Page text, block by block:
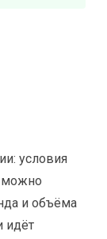
условия
можно
и объёма
идёт